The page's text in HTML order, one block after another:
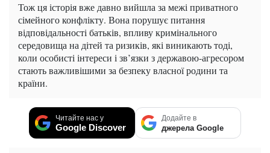
Тож ця історія вже давно вийшла за межі приватного
сімейного конфлікту. Вона порушує питання
відповідальності батьків, впливу кримінального
середовища на дітей та ризиків, які виникають тоді,
коли особисті інтереси і зв’язки з державою-агресором
стають важливішими за безпеку власної родини та
країни.
Читайте нас у
Google Discover
Додайте в
джерела Google